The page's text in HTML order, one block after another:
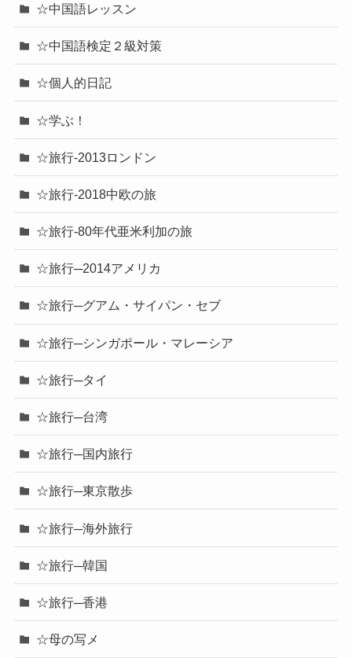
☆中国語レッスン
☆中国語検定２級対策
☆個人的日記
☆学ぶ！
☆旅行-2013ロンドン
☆旅行-2018中欧の旅
☆旅行-80年代亜米利加の旅
☆旅行─2014アメリカ
☆旅行─グアム・サイパン・セブ
☆旅行─シンガポール・マレーシア
☆旅行─タイ
☆旅行─台湾
☆旅行─国内旅行
☆旅行─東京散歩
☆旅行─海外旅行
☆旅行─韓国
☆旅行─香港
☆母の写メ